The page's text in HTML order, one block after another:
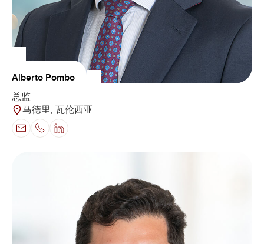
Alberto Pombo
总监
马德里, 瓦伦西亚